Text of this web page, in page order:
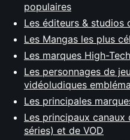
populaires
Les éditeurs & studios
Les Mangas les plus
Les marques High-
Les personnages de
vidéoludiques
Les principales
Les principaux
séries) et de VOD